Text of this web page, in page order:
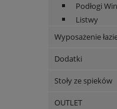
Podłogi
Listwy
Wyposażenie
Dodatki
Stoły ze spieków
OUTLET